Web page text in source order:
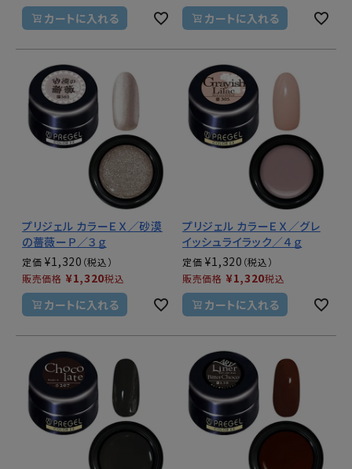
カートに入れる カートに入れる
プリジェル カラーＥＸ／砂漠
の薔薇ーＰ／３ｇ
定価 ¥1,320
販売価格 ¥1,320税込
カートに入れる
プリジェル カラーＥＸ／グレ
イッシュライラック／４ｇ
定価 ¥1,320
販売価格 ¥1,320税込
カートに入れる